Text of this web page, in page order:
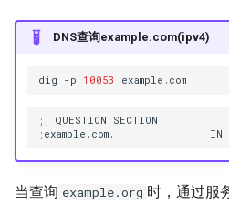
DNS查询example.com(ipv4)
dig -p 10053
;; QUESTION
; example.com. IN
当查询 example.org 时，通过服